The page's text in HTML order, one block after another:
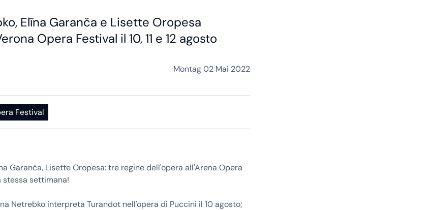
Elīna Garanča e Lisette Oropesa
Opera Festival il 10, 11 e 12 agosto
Montag 02 Mai 2022
Festival
Garanča, Lisette Oropesa: tre regine dell'opera all'Arena Opera
stessa settimana!
Netrebko interpreta Turandot nell'opera di Puccini il 10 agosto;